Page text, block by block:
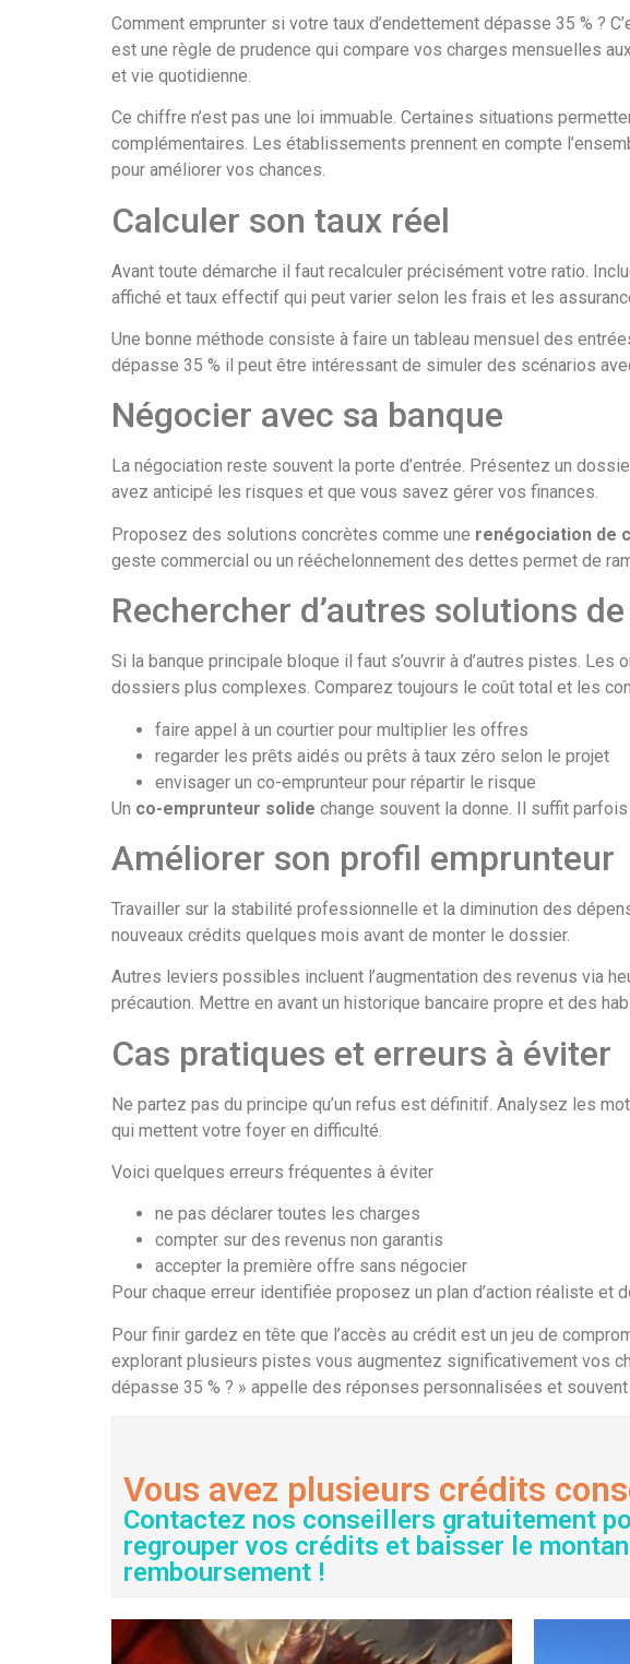
Comment emprunter si votre taux d’endettement dépasse 35 % ?
est une règle de prudence qui compare vos charges mensuelles
et vie quotidienne.
Ce chiffre n’est pas une loi immuable. Certaines situations
complémentaires. Les établissements prennent en compte
pour améliorer vos chances.
Calculer son taux réel
Avant toute démarche il faut recalculer précisément votre ratio.
affiché et taux effectif qui peut varier selon les frais et les
Une bonne méthode consiste à faire un tableau mensuel des
dépasse 35 % il peut être intéressant de simuler des scénarios
Négocier avec sa banque
La négociation reste souvent la porte d’entrée. Présentez un
avez anticipé les risques et que vous savez gérer vos finances.
Proposez des solutions concrètes comme une renégociation de
geste commercial ou un rééchelonnement des dettes permet de
Rechercher d’autres solutions
Si la banque principale bloque il faut s’ouvrir à d’autres pistes.
dossiers plus complexes. Comparez toujours le coût total et les
faire appel à un courtier pour multiplier les offres
regarder les prêts aidés ou prêts à taux zéro selon le projet
envisager un co-emprunteur pour répartir le risque
Un co-emprunteur solide change souvent la donne. Il suffit parfois
Améliorer son profil emprunteur
Travailler sur la stabilité professionnelle et la diminution des
nouveaux crédits quelques mois avant de monter le dossier.
Autres leviers possibles incluent l’augmentation des revenus via
précaution. Mettre en avant un historique bancaire propre et des
Cas pratiques et erreurs à éviter
Ne partez pas du principe qu’un refus est définitif. Analysez les
qui mettent votre foyer en difficulté.
Voici quelques erreurs fréquentes à éviter
ne pas déclarer toutes les charges
compter sur des revenus non garantis
accepter la première offre sans négocier
Pour chaque erreur identifiée proposez un plan d’action réaliste
Pour finir gardez en tête que l’accès au crédit est un jeu de
explorant plusieurs pistes vous augmentez significativement vos
dépasse 35 % ? » appelle des réponses personnalisées et
Vous avez plusieurs crédits
Contactez nos conseillers gratuitement
regrouper vos crédits et baisser le
remboursement !